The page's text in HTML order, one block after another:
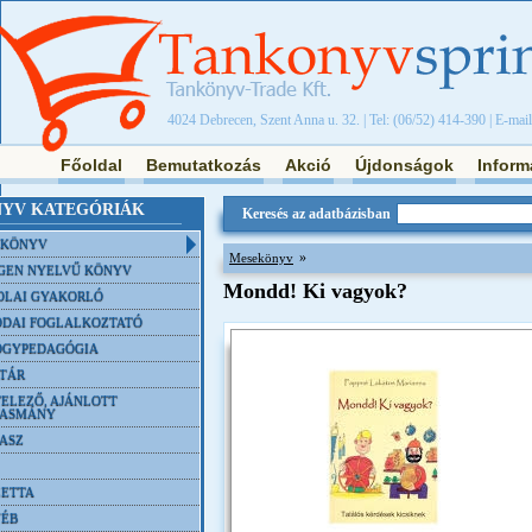
4024 Debrecen, Szent Anna u. 32. | Tel: (06/52) 414-390 | E-
Főoldal Bemutatkozás Akció Újdonságok
KATEGÓRIÁK
NYELVŰ KÖNYV
GYAKORLÓ
FOGLALKOZTATÓ
AJÁNLOTT
Keresés az adatbázisban
Mesekönyv »
Mondd! Ki vagyok?